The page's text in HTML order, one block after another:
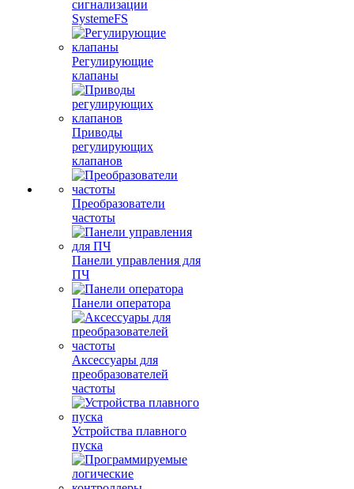
сигнализации
SystemeFS
Регулирующие
клапаны
Приводы
регулирующих
клапанов
Преобразователи
частоты
Панели управления для
ПЧ
Панели оператора
Аксессуары для
преобразователей
частоты
Устройства плавного
пуска